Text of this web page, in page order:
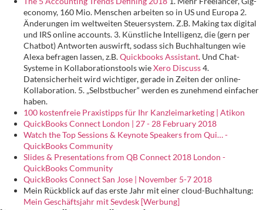
economy, 160 Mio. Menschen arbeiten so in US und Europa 2.
Änderungen im weltweiten Steuersystem. Z.B. Making tax digital
und IRS online accounts. 3. Künstliche Intelligenz, die (gern per
Chatbot) Antworten auswirft, sodass sich Buchhaltungen wie
Alexa befragen lassen, z.B.Quickbooks Assistant. Und Chat-
Systeme in Kollaborationstools wieXero Discuss4.
Datensicherheit wird wichtiger, gerade in Zeiten der online-
Kollaboration. 5. „Selbstbucher“ werden es zunehmend einfacher
haben.
100 kostenfreie Praxistipps für Ihr Kanzleimarketing | Atikon
QuickBooks Connect London | 27 - 28 February 2018
Watch the Top Sessions & Keynote Speakers from Qui… -
QuickBooks Community
Slides & Presentations from QB Connect 2018 London -
QuickBooks Community
QuickBooks Connect San Jose | November 5-7 2018
Mein Rückblick auf das erste Jahr mit einer cloud-Buchhaltung:
Mein Geschäftsjahr mit Sevdesk [Werbung]